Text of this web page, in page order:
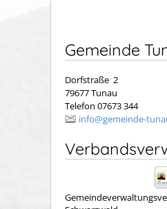
Gemeinde
Dorfstraße 2
79677 Tunau
Telefon 07673 344
info@gemeinde-